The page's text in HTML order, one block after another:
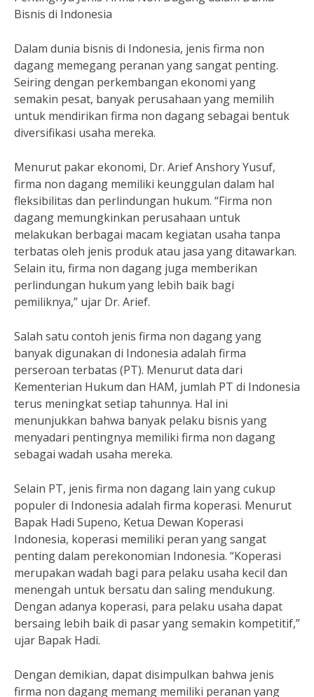
Bisnis di Indonesia
Dalam dunia bisnis di Indonesia, jenis firma non
dagang memegang peranan yang sangat penting.
Seiring dengan perkembangan ekonomi yang
semakin pesat, banyak perusahaan yang memilih
untuk mendirikan firma non dagang sebagai bentuk
diversifikasi usaha mereka.
Menurut pakar ekonomi, Dr. Arief Anshory Yusuf,
firma non dagang memiliki keunggulan dalam hal
fleksibilitas dan perlindungan hukum. “Firma non
dagang memungkinkan perusahaan untuk
melakukan berbagai macam kegiatan usaha tanpa
terbatas oleh jenis produk atau jasa yang ditawarkan.
Selain itu, firma non dagang juga memberikan
perlindungan hukum yang lebih baik bagi
pemiliknya,” ujar Dr. Arief.
Salah satu contoh jenis firma non dagang yang
banyak digunakan di Indonesia adalah firma
perseroan terbatas (PT). Menurut data dari
Kementerian Hukum dan HAM, jumlah PT di Indonesia
terus meningkat setiap tahunnya. Hal ini
menunjukkan bahwa banyak pelaku bisnis yang
menyadari pentingnya memiliki firma non dagang
sebagai wadah usaha mereka.
Selain PT, jenis firma non dagang lain yang cukup
populer di Indonesia adalah firma koperasi. Menurut
Bapak Hadi Supeno, Ketua Dewan Koperasi
Indonesia, koperasi memiliki peran yang sangat
penting dalam perekonomian Indonesia. “Koperasi
merupakan wadah bagi para pelaku usaha kecil dan
menengah untuk bersatu dan saling mendukung.
Dengan adanya koperasi, para pelaku usaha dapat
bersaing lebih baik di pasar yang semakin kompetitif,”
ujar Bapak Hadi.
Dengan demikian, dapat disimpulkan bahwa jenis
firma non dagang memang memiliki peranan yang